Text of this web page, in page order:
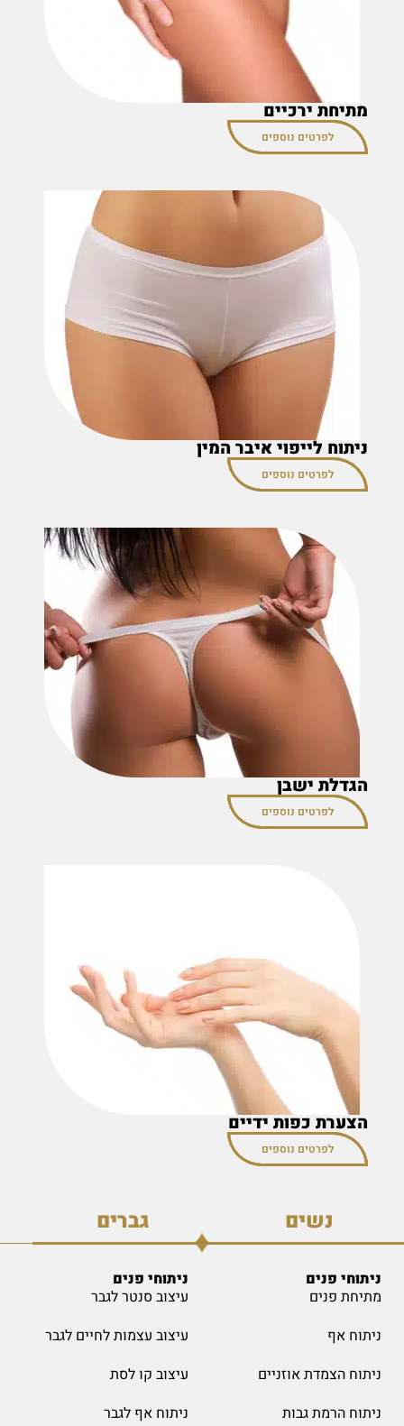
מתיחת ירכיים
לפרטים נוספים
ניתוח לייפוי איבר המין
לפרטים נוספים
הגדלת ישבן
לפרטים נוספים
הצערת כפות ידיים
לפרטים נוספים
גברים נשים
ניתוחי פנים
מתיחת פנים
ניתוח אף
ניתוח הצמדת אוזניים
ניתוח הרמת גבות
ניתוחי פנים
עיצוב סנטר לגבר
עיצוב עצמות לחיים לגבר
עיצוב קו לסת
ניתוח אף לגבר